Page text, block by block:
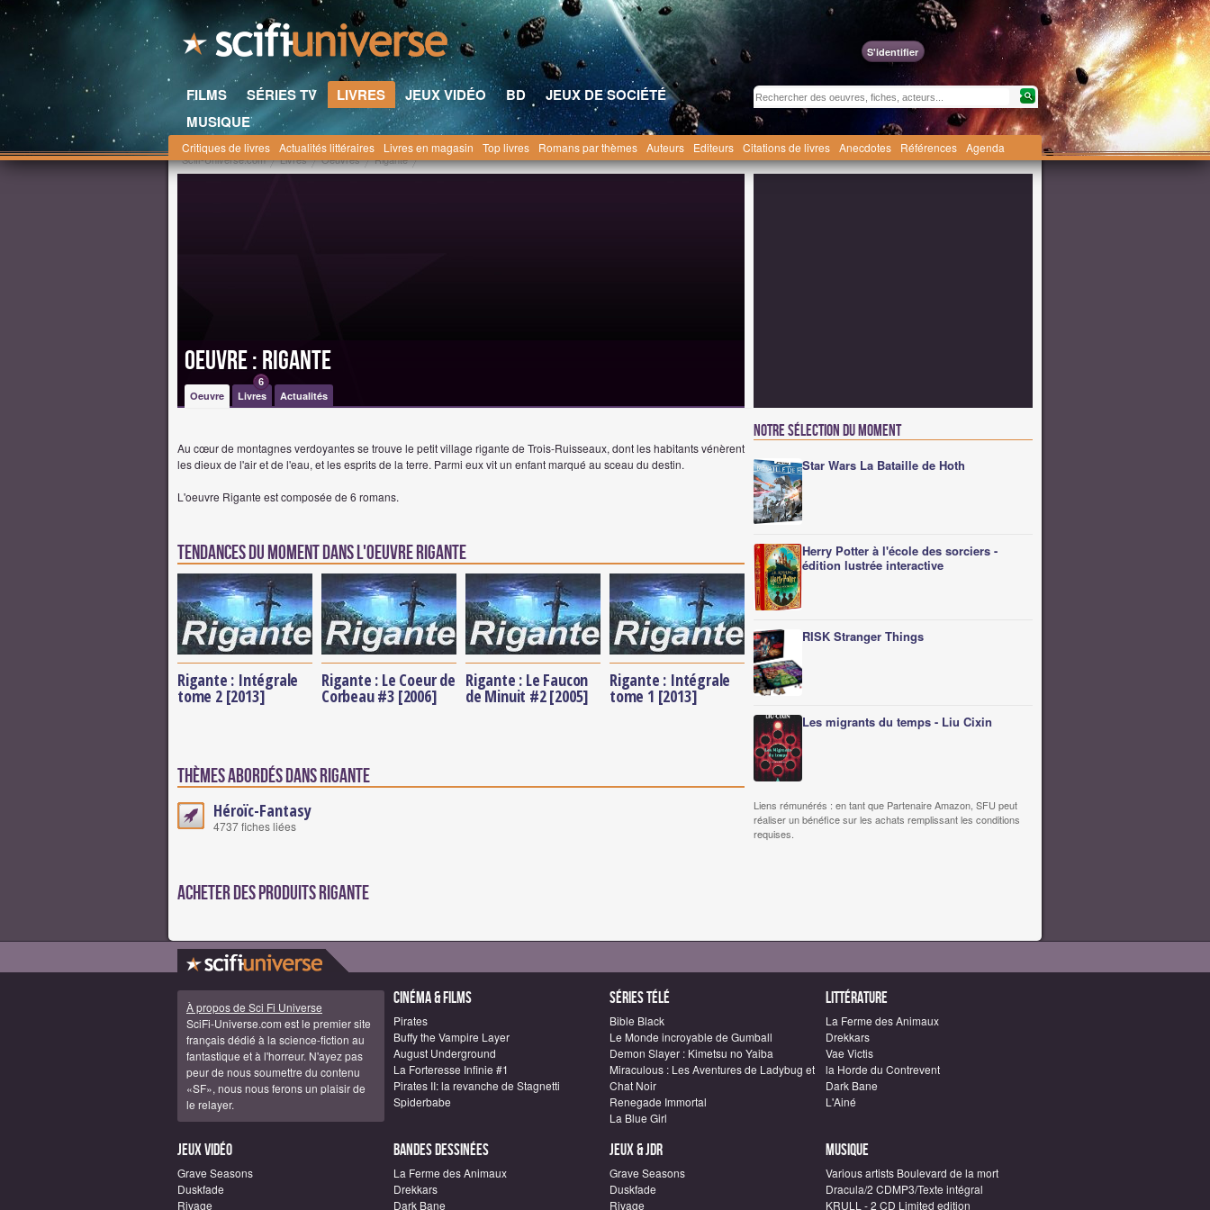
S'identifier
FILMS SÉRIES TV LIVRES JEUX VIDÉO BD
JEUX DE SOCIÉTÉ
MUSIQUE
Critiques de livres Actualités littéraires Livres en magasin Top livres Romans par thèmes Auteurs Editeurs Citations de livres Anecdotes Références Agenda
Scifi-Universe.com Livres Oeuvres Rigante
Oeuvre : Rigante
Oeuvre Livres
6
Actualités
Au cœur de montagnes verdoyantes se trouve le petit village rigante de Trois-Ruisseaux, dont les habitants vénèrent
les dieux de l'air et de l'eau, et les esprits de la terre. Parmi eux vit un enfant marqué au sceau du destin.
L'oeuvre Rigante est composée de 6 romans.
Tendances du moment dans l'oeuvre Rigante
Rigante : Intégrale
tome 2 [2013]
Rigante : Le Coeur de
Corbeau #3 [2006]
Rigante : Le Faucon
de Minuit #2 [2005]
Rigante : Intégrale
tome 1 [2013]
Thèmes abordés dans Rigante
Héroïc-Fantasy
4737 fiches liées
Acheter des produits Rigante
Notre sélection du moment
Star Wars La Bataille de Hoth
Herry Potter à l'école des sorciers -
édition lustrée interactive
RISK Stranger Things
Les migrants du temps - Liu Cixin
Liens rémunérés : en tant que Partenaire Amazon, SFU peut
réaliser un bénéfice sur les achats remplissant les conditions
requises.
À propos de Sci Fi Universe
SciFi-Universe.com est le premier site
français dédié à la science-fiction au
fantastique et à l'horreur. N'ayez pas
peur de nous soumettre du contenu
«SF», nous nous ferons un plaisir de
le relayer.
Cinéma & Films
Pirates
Buffy the Vampire Layer
August Underground
La Forteresse Infinie #1
Pirates II: la revanche de Stagnetti
Spiderbabe
Séries télé
Bible Black
Le Monde incroyable de Gumball
Demon Slayer : Kimetsu no Yaiba
Miraculous : Les Aventures de Ladybug et
Chat Noir
Renegade Immortal
La Blue Girl
Littérature
La Ferme des Animaux
Drekkars
Vae Victis
la Horde du Contrevent
Dark Bane
L'Ainé
Jeux vidéo
Grave Seasons
Duskfade
Rivage
Bandes dessinées
La Ferme des Animaux
Drekkars
Dark Bane
Jeux & JDR
Grave Seasons
Duskfade
Rivage
Musique
Various artists Boulevard de la mort
Dracula/2 CDMP3/Texte intégral
KRULL - 2 CD Limited edition